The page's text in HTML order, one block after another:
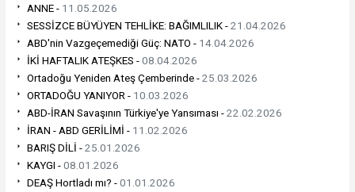
ANNE - 11.05.2026
SESSİZCE BÜYÜYEN TEHLİKE: BAĞIMLILIK -21.04.2026
ABD'nin Vazgeçemediği Güç: NATO - 14.04.2026
İKİ HAFTALIK ATEŞKES -08.04.2026
Ortadoğu Yeniden Ateş Çemberinde -25.03.2026
ORTADOĞU YANIYOR - 10.03.2026
ABD-İRAN Savaşının Türkiye'ye Yansıması -22.02.2026
İRAN - ABD GERİLİMİ - 11.02.2026
BARIŞ DİLİ -25.01.2026
KAYGI -08.01.2026
DEAŞ Hortladı mı? -01.01.2026